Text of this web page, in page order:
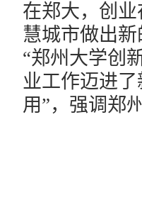
在郑大，创
慧城市做出
“郑州大学创
业工作迈进
用”，强调郑